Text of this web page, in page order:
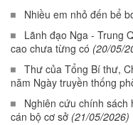
Nhiều em nhỏ đến bể
Lãnh đạo Nga - Trung
cao chưa từng có (20/05/
Thư của Tổng Bí thư,
năm Ngày truyền thống
Nghiên cứu chính sách
cán bộ cơ sở (21/05/2026)